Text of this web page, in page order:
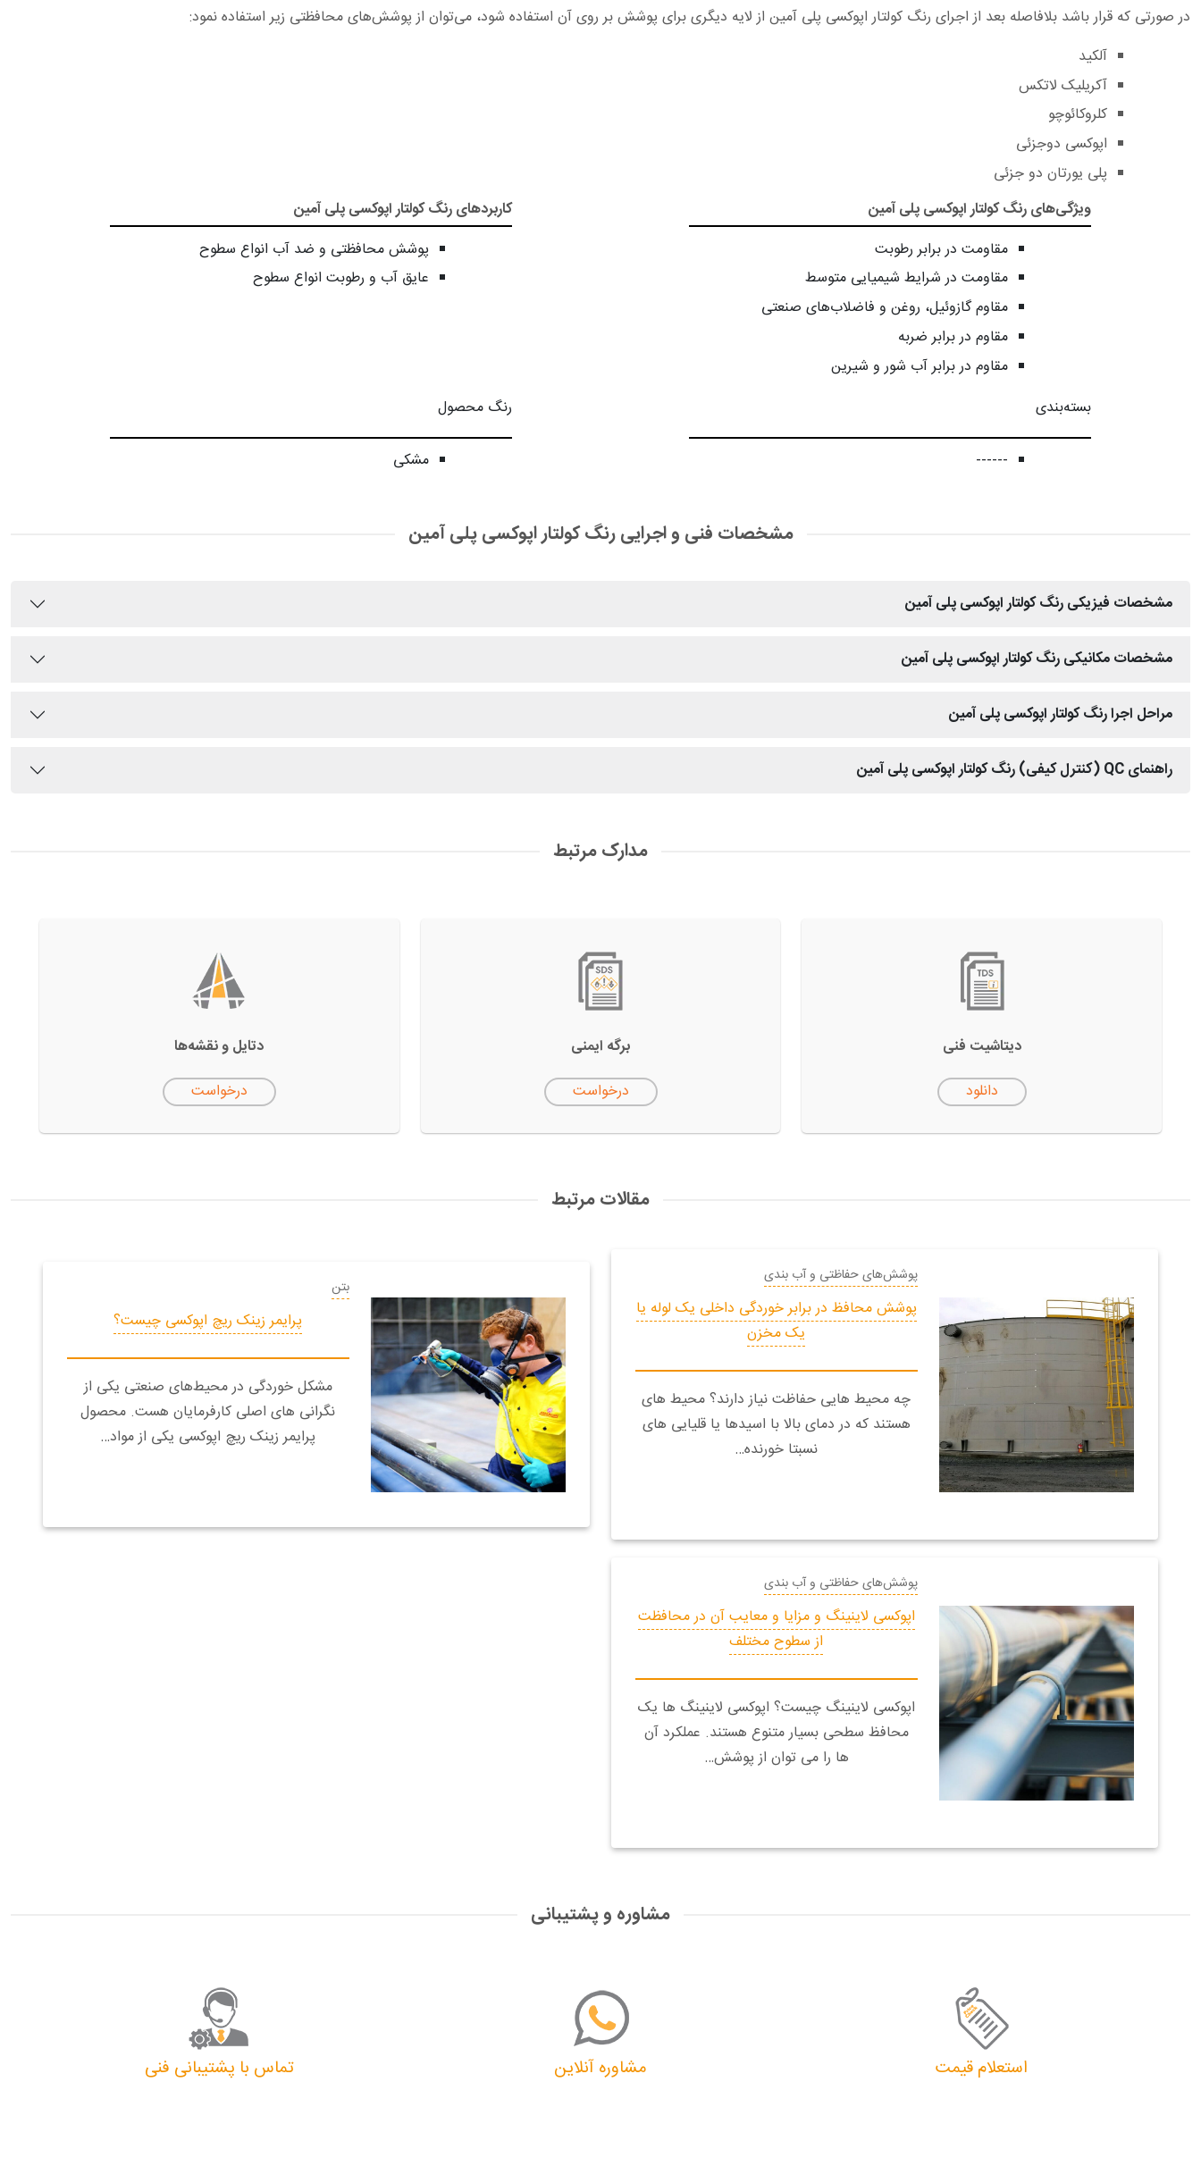
در صورتی که قرار باشد بلافاصله بعد از اجرای رنگ کولتار اپوکسی پلی آمین از لایه دیگری برای پوشش بر روی آن استفاده شود، می‌توان از پوشش‌های محافظتی زیر استفاده نمود:
آلکید
آکریلیک لاتکس
کلروکائوچو
اپوکسی دوجزئی
پلی یورتان دو جزئی
ویژگی‌های رنگ کولتار اپوکسی پلی آمین
مقاومت در برابر رطوبت
مقاومت در شرایط شیمیایی متوسط
مقاوم گازوئیل، روغن و فاضلاب‌های صنعتی
مقاوم در برابر ضربه
مقاوم در برابر آب شور و شیرین
کاربردهای رنگ کولتار اپوکسی پلی آمین
پوشش محافظتی و ضد آب انواع سطوح
عایق آب و رطوبت انواع سطوح
بسته‌بندی
------
رنگ محصول
مشکی
مشخصات فنی و اجرایی رنگ کولتار اپوکسی پلی آمین
مشخصات فیزیکی رنگ کولتار اپوکسی پلی آمین
مشخصات مکانیکی رنگ کولتار اپوکسی پلی آمین
مراحل اجرا رنگ کولتار اپوکسی پلی آمین
راهنمای QC (کنترل کیفی) رنگ کولتار اپوکسی پلی آمین
مدارک مرتبط
دیتاشیت فنی
دانلود
برگه ایمنی
درخواست
دتایل‌ و نقشه‌ها
درخواست
مقالات مرتبط
پوشش‌های حفاظتی و آب بندی
پوشش محافظ در برابر خوردگی داخلی یک لوله یا
یک مخزن
چه محیط هایی حفاظت نیاز دارند؟ محیط های
هستند که در دمای بالا با اسیدها یا قلیایی های
نسبتا خورنده…
بتن
پرایمر زینک ریچ اپوکسی چیست؟
مشکل خوردگی در محیط‌های صنعتی یکی از
نگرانی های اصلی کارفرمایان هست. محصول
پرایمر زینک ریچ اپوکسی یکی از مواد…
پوشش‌های حفاظتی و آب بندی
اپوکسی لاینینگ و مزایا و معایب آن در محافظت
از سطوح مختلف
اپوکسی لاینینگ چیست؟ اپوکسی لاینینگ ها یک
محافظ سطحی بسیار متنوع هستند. عملکرد آن
ها را می توان از پوشش…
مشاوره و پشتیبانی
استعلام قیمت مشاوره آنلاین تماس با پشتیبانی فنی